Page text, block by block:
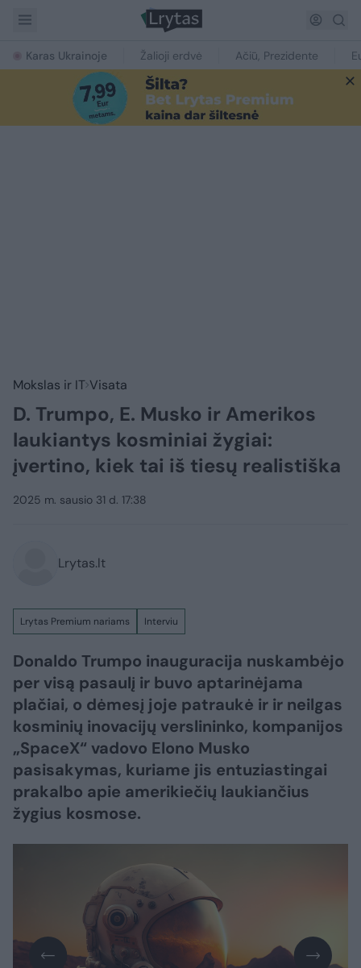
Karas Ukrainoje Žalioji erdvė Ačiū, Prezidente
Mokslas ir IT Visata
D. Trumpo, E. Musko ir Amerikos
laukiantys kosminiai žygiai:
įvertino, kiek tai iš tiesų realistiška
2025 m. sausio 31 d. 17:38
Lrytas.lt
Lrytas Premium nariams Interviu
Donaldo Trumpo inauguracija nuskambėjo
per visą pasaulį ir buvo aptarinėjama
plačiai, o dėmesį joje patraukė ir ir neilgas
kosminių inovacijų verslininko, kompanijos
„SpaceX“ vadovo Elono Musko
pasisakymas, kuriame jis entuziastingai
prakalbo apie amerikiečių laukiančius
žygius kosmose.